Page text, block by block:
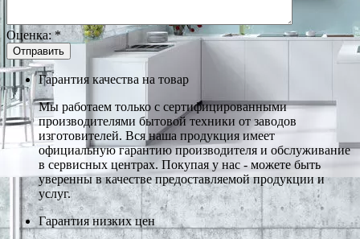
Оценка:*
Гарантия качества на товар
Мы работаем только с сертифицированными
производителями бытовой техники от заводов
изготовителей. Вся наша продукция имеет
официальную гарантию производителя и обслуживание
в сервисных центрах. Покупая у нас - можете быть
уверенны в качестве предоставляемой продукции и
услуг.
Гарантия низких цен